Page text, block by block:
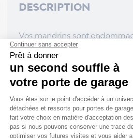
DESCRIPTION
Vos mandrins sont
ci-dessous les références de
Normstahl disponibles:
-Mandrin fixe
A330780-01
- Mandrin parachuteA702500
-Mandrin de serrageA330770